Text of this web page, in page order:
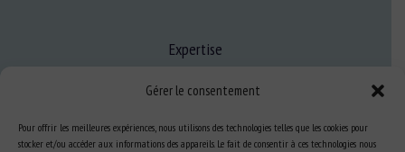
Gérer le consentement
Pour offrir les meilleures expériences, nous utilisons des technologies telles que les cookies pour
stocker et/ou accéder aux informations des appareils. Le fait de consentir à ces technologies nous
Expertise